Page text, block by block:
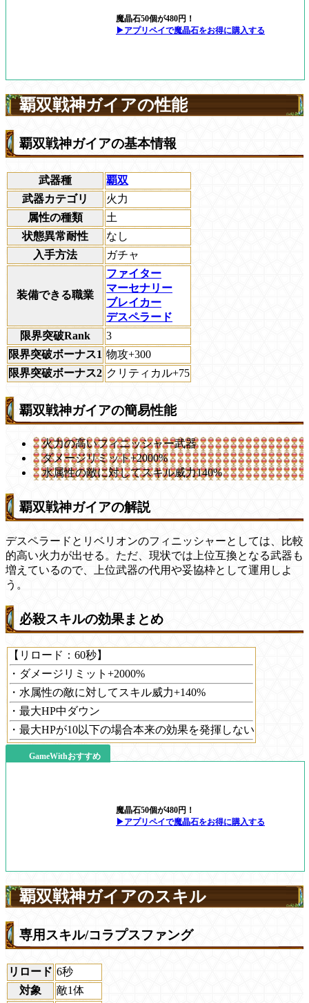
魔晶石50個が480円！
▶アプリペイで魔晶石をお得に購入する
覇双戦神ガイアの性能
覇双戦神ガイアの基本情報
武器種
覇双
武器カテゴリ
火力
属性の種類
土
状態異常耐性
なし
入手方法
ガチャ
装備できる職業
ファイター
マーセナリー
ブレイカー
デスペラード
限界突破Rank
3
限界突破ボーナス1 物攻+300
限界突破ボーナス2 クリティカル+75
覇双戦神ガイアの簡易性能
火力の高いフィニッシャー武器
ダメージリミット+2000%
水属性の敵に対してスキル威力140%
覇双戦神ガイアの解説
デスペラードとリベリオンのフィニッシャーとしては、比較
的高い火力が出せる。ただ、現状では上位互換となる武器も
増えているので、上位武器の代用や妥協枠として運用しよ
う。
必殺スキルの効果まとめ
【リロード：60秒】
・ダメージリミット+2000%
・水属性の敵に対してスキル威力+140%
・最大HP中ダウン
・最大HPが10以下の場合本来の効果を発揮しない
GameWithおすすめ
魔晶石50個が480円！
▶アプリペイで魔晶石をお得に購入する
覇双戦神ガイアのスキル
専用スキル/コラプスファング
リロード 6秒
対象
敵1体